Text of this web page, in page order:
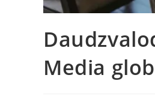
Media